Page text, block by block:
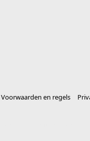
Voorwaarden en regels